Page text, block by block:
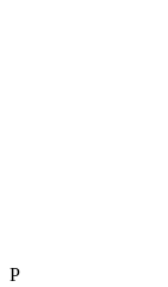
P